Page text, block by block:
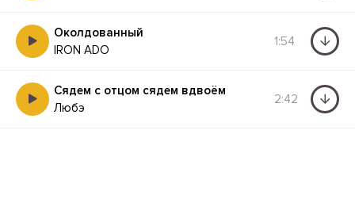
Околдованный
IRON ADO
1:54
Сядем с отцом сядем вдвоём
Любэ
2:42